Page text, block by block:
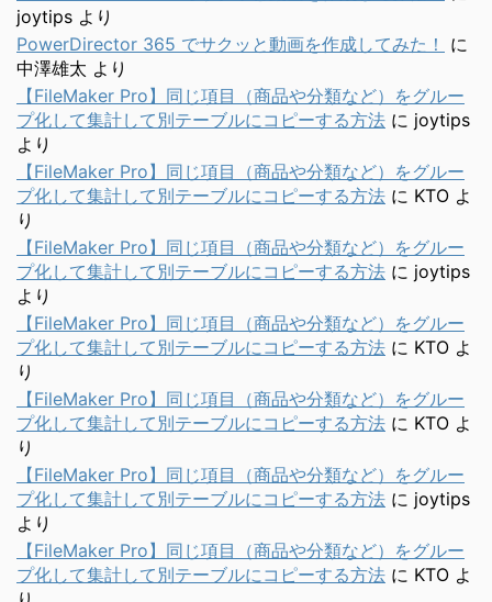
joytips より
PowerDirector 365 でサクッと動画を作成してみた！
に
中澤雄太 より
【FileMaker Pro】同じ項目（商品や分類など）をグルー
プ化して集計して別テーブルにコピーする方法 に joytips
より
【FileMaker Pro】同じ項目（商品や分類など）をグルー
プ化して集計して別テーブルにコピーする方法 に KTO よ
り
【FileMaker Pro】同じ項目（商品や分類など）をグルー
プ化して集計して別テーブルにコピーする方法 に joytips
より
【FileMaker Pro】同じ項目（商品や分類など）をグルー
プ化して集計して別テーブルにコピーする方法 に KTO よ
り
【FileMaker Pro】同じ項目（商品や分類など）をグルー
プ化して集計して別テーブルにコピーする方法 に KTO よ
り
【FileMaker Pro】同じ項目（商品や分類など）をグルー
プ化して集計して別テーブルにコピーする方法 に joytips
より
【FileMaker Pro】同じ項目（商品や分類など）をグルー
プ化して集計して別テーブルにコピーする方法 に KTO よ